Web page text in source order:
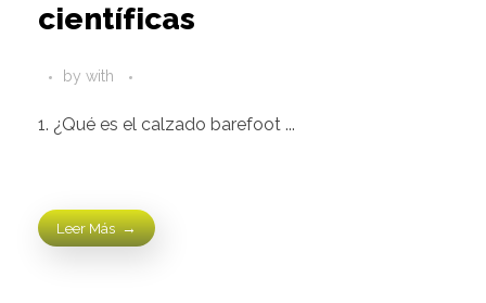
científicas
by with
1. ¿Qué es el calzado barefoot ...
Leer Más